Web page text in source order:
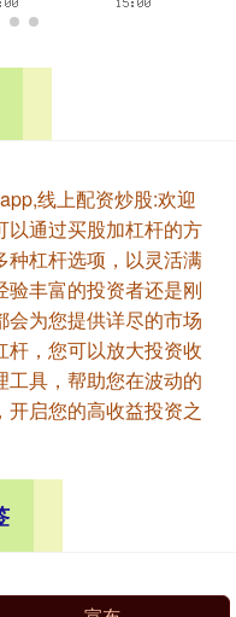
线上配资炒股:欢迎
以通过买股加杠杆的方
种杠杆选项，以灵活满
验丰富的投资者还是刚
会为您提供详尽的市场
，您可以放大投资收
具，帮助您在波动的
启您的高收益投资之